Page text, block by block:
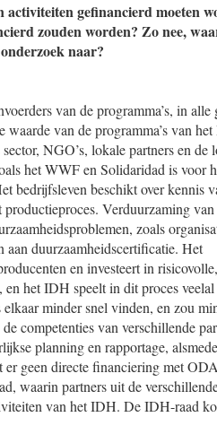
gefinancierd moeten
zouden worden? Zo nee,
naar?
van de programma’s, in alle
waarde van de programma’s van
NGO’s, lokale partners en de
het WWF en Solidaridad is voor
bedrijfsleven beschikt over kennis
Verduurzaming
zoals
duurzaamheidscertificatie. Het
en investeert in risicovolle,
het IDH speelt in dit proces veelal
minder snel vinden, en zou
competenties van verschillende
planning en rapportage,
geen directe financiering met
waarin partners uit de
van het IDH. De IDH-raad